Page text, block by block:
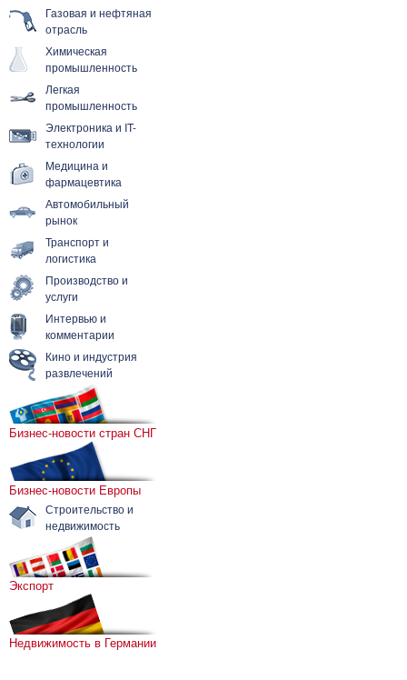
Газовая и нефтяная
отрасль
Химическая
промышленность
Легкая
промышленность
Электроника и IT-
технологии
Медицина и
фармацевтика
Автомобильный
рынок
Транспорт и
логистика
Производство и
услуги
Интервью и
комментарии
Кино и индустрия
развлечений
Бизнес-новости стран СНГ
Бизнес-новости Европы
Строительство и
недвижимость
Экспорт
Недвижимость в Германии